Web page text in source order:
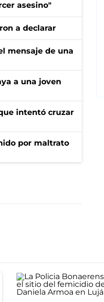
asesino"
a declarar
mensaje de una
a una joven
intentó cruzar
por maltrato